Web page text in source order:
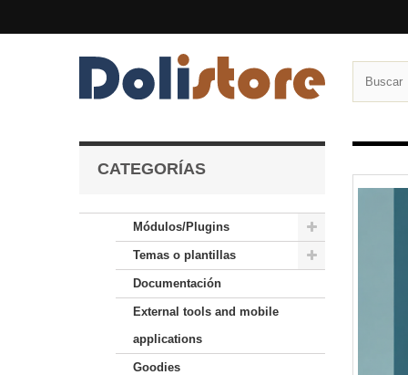
CATEGORÍAS
Módulos/Plugins
Temas o plantillas
Documentación
External tools and mobile
applications
Goodies